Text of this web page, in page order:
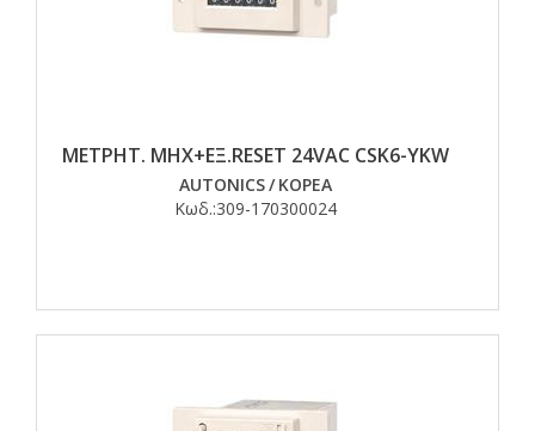
ΜΕΤΡΗΤ. MHX+EΞ.RESET 24VAC CSK6-YKW
AUTONICS/ ΚΟΡΕΑ
Κωδ.:309-170300024